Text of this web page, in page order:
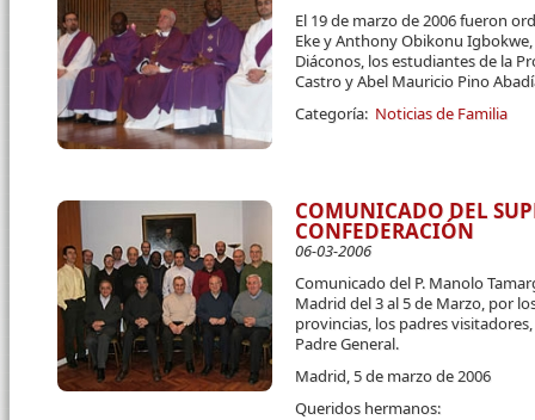
El 19 de marzo de 2006 fueron
Eke y Anthony Obikonu
Diáconos, los estudiantes de la
Castro y Abel Mauricio Pino
Categoría: Noticias de Familia
COMUNICADO DEL
CONFEDERACIÓN
06-03-2006
Comunicado del P. Manolo
Madrid del 3 al 5 de Marzo, por
provincias, los padres
Padre General.
Madrid, 5 de marzo de 2006
Queridos hermanos: